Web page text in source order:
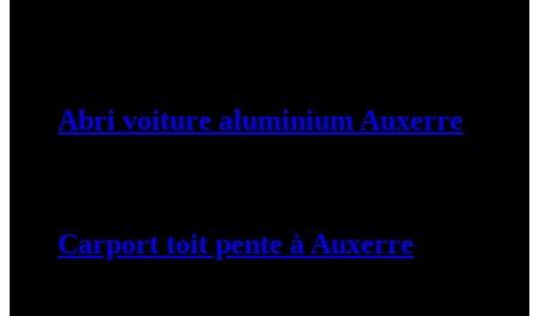
Abri voiture aluminium Auxerre
Carport toit pente à Auxerre